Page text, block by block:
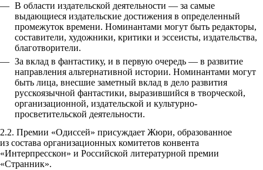
В области издательской деятельности — за самые
выдающиеся издательские достижения в определенный
промежуток времени. Номинантами могут быть редакторы,
составители, художники, критики и эссеисты, издательства,
благотворители.
За вклад в фантастику, и в первую очередь — в развитие
направления альтернативной истории. Номинантами могут
быть лица, внесшие заметный вклад в дело развития
русскоязычной фантастики, выразившийся в творческой,
организационной, издательской и культурно-
просветительской деятельности.
2.2. Премии «Одиссей» присуждает Жюри, образованное
из состава организационных комитетов конвента
«Интерпресскон» и Российской литературной премии
«Странник».